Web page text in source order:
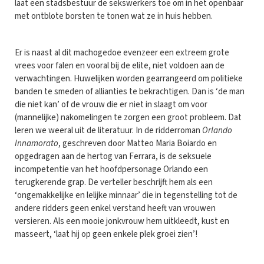
laat een stadsbestuur de sekswerkers toe om in het openbaar
met ontblote borsten te tonen wat ze in huis hebben.
Er is naast al dit machogedoe evenzeer een extreem grote
vrees voor falen en vooral bij de elite, niet voldoen aan de
verwachtingen. Huwelijken worden gearrangeerd om politieke
banden te smeden of allianties te bekrachtigen. Dan is ‘de man
die niet kan’ of de vrouw die er niet in slaagt om voor
(mannelijke) nakomelingen te zorgen een groot probleem. Dat
leren we weeral uit de literatuur. In de ridderroman Orlando
Innamorato, geschreven door Matteo Maria Boiardo en
opgedragen aan de hertog van Ferrara, is de seksuele
incompetentie van het hoofdpersonage Orlando een
terugkerende grap. De verteller beschrijft hem als een
‘ongemakkelijke en lelijke minnaar’ die in tegenstelling tot de
andere ridders geen enkel verstand heeft van vrouwen
versieren. Als een mooie jonkvrouw hem uitkleedt, kust en
masseert, ‘laat hij op geen enkele plek groei zien’!